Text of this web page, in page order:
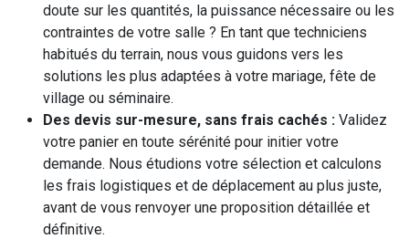
doute sur les quantités, la puissance nécessaire ou les
contraintes de votre salle ? En tant que techniciens
habitués du terrain, nous vous guidons vers les
solutions les plus adaptées à votre mariage, fête de
village ou séminaire.
Des devis sur-mesure, sans frais cachés : Validez
votre panier en toute sérénité pour initier votre
demande. Nous étudions votre sélection et calculons
les frais logistiques et de déplacement au plus juste,
avant de vous renvoyer une proposition détaillée et
définitive.